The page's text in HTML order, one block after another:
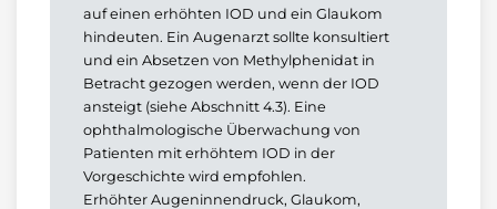
auf einen erhöhten IOD und ein Glaukom
hindeuten. Ein Augenarzt sollte konsultiert
und ein Absetzen von Methylphenidat in
Betracht gezogen werden, wenn der IOD
ansteigt (siehe Abschnitt 4.3). Eine
ophthalmologische Überwachung von
Patienten mit erhöhtem IOD in der
Vorgeschichte wird empfohlen.
Erhöhter Augeninnendruck, Glaukom,